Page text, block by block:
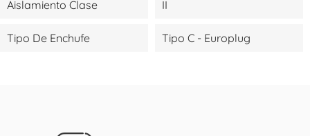
Aislamiento Clase II
Tipo De Enchufe Tipo C - Europlug